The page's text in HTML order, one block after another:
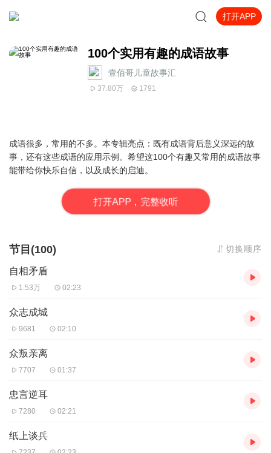
打开APP
100个实用有趣的成语故事
壹佰哥儿童故事汇
37.80万 1791
成语很多，常用的不多。本专辑亮点：既有成语背后意义深远的故
事，还有这些成语的应用示例。希望这100个有趣又常用的成语故事
能带给你快乐自信，以及成长的启迪。
打开APP，完整收听
节目(100) 切换顺序
自相矛盾
1.53万 02:23
众志成城
9681 02:10
众叛亲离
7707 01:37
忠言逆耳
7280 02:21
纸上谈兵